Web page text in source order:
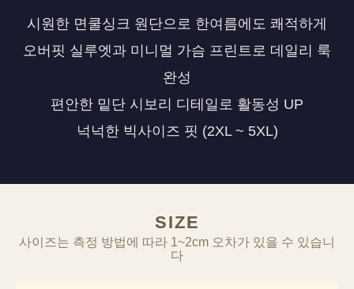
시원한 면쿨싱크 원단으로 한여름에도 쾌적하게
오버핏 실루엣과 미니멀 가슴 프린트로 데일리 룩
완성
편안한 밑단 시보리 디테일로 활동성 UP
넉넉한 빅사이즈 핏 (2XL ~ 5XL)
SIZE
사이즈는 측정 방법에 따라 1~2cm 오차가 있을 수 있습니
다